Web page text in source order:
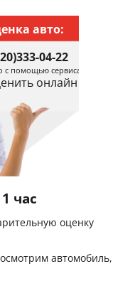
авто:
04-22
с помощью сервиса
онлайн
час
оценку
автомобиль,